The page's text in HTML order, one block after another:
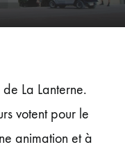
La Lanterne.
votent pour le
animation et à